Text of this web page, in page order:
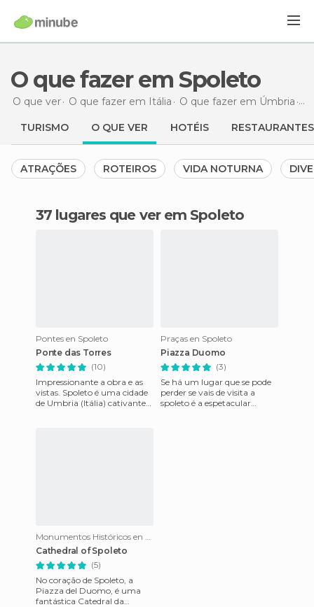
O que fazer em Spoleto
O que ver O que fazer em Itália O que fazer em Úmbria O
TURISMO O QUE VER HOTÉIS RESTAURANTES
ATRAÇÕES ROTEIROS VIDA NOTURNA
37 lugares que ver em Spoleto
Pontes en Spoleto
Ponte das Torres
(10)
Impressionante a obra e as
vistas. Spoleto é uma cidade
de Umbria (Itália) cativante
Praças en Spoleto
Piazza Duomo
(3)
Se há um lugar que se pode
perder se vais de visita a
spoleto é a espetacular
Monumentos Históricos en Spoleto
Cathedral of Spoleto
(5)
No coração de Spoleto, a
Piazza del Duomo, é uma
fantástica Catedral da